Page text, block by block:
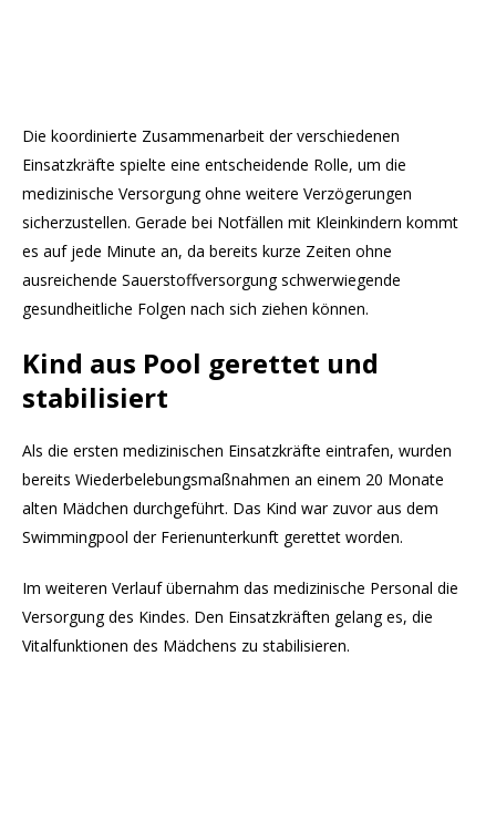
Die koordinierte Zusammenarbeit der verschiedenen
Einsatzkräfte spielte eine entscheidende Rolle, um die
medizinische Versorgung ohne weitere Verzögerungen
sicherzustellen. Gerade bei Notfällen mit Kleinkindern kommt
es auf jede Minute an, da bereits kurze Zeiten ohne
ausreichende Sauerstoffversorgung schwerwiegende
gesundheitliche Folgen nach sich ziehen können.
Kind aus Pool gerettet und
stabilisiert
Als die ersten medizinischen Einsatzkräfte eintrafen, wurden
bereits Wiederbelebungsmaßnahmen an einem 20 Monate
alten Mädchen durchgeführt. Das Kind war zuvor aus dem
Swimmingpool der Ferienunterkunft gerettet worden.
Im weiteren Verlauf übernahm das medizinische Personal die
Versorgung des Kindes. Den Einsatzkräften gelang es, die
Vitalfunktionen des Mädchens zu stabilisieren.